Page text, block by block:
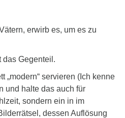
erwirb es, um es zu
das Gegenteil.
„modern“ servieren (Ich kenne
und halte das auch für
sondern ein in im
dessen Auflösung